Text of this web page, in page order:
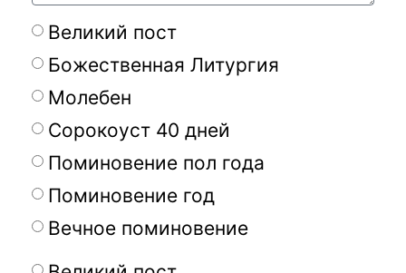
Великий пост
Божественная Литургия
Молебен
Сорокоуст 40 дней
Поминовение пол года
Поминовение год
Вечное поминовение